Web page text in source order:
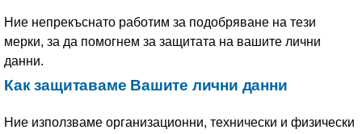
Ние непрекъснато работим за подобряване на тези
мерки, за да помогнем за защитата на вашите лични
данни.
Как защитаваме Вашите лични данни
Ние използваме организационни, технически и физически